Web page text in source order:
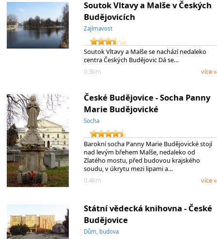
Soutok Vltavy a Malše v Českých
Budějovicích
Zajímavost
Soutok Vltavy a Malše se nachází nedaleko
centra Českých Budějovic Dá se…
0.3km
více »
České Budějovice - Socha Panny
Marie Budějovické
Socha
Barokní socha Panny Marie Budějovické stojí
nad levým břehem Malše, nedaleko od
Zlatého mostu, před budovou krajského
soudu, v úkrytu mezi lipami a…
0.4km
více »
Státní vědecká knihovna - České
Budějovice
Dům, budova